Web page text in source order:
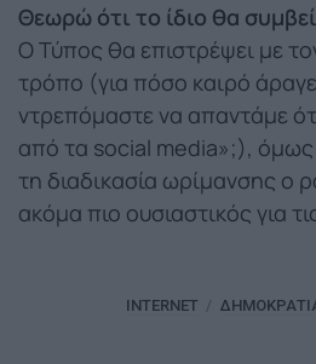
Θεωρώ ότι το ίδιο θα
Ο Τύπος θα επιστρέψει με
τρόπο (για πόσο καιρό
ντρεπόμαστε να απαντάμε
από τα social media»;),
τη διαδικασία ωρίμανσης ο
ακόμα πιο ουσιαστικός για
INTERNET